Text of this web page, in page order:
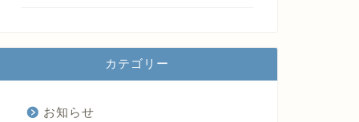
カテゴリー
お知らせ